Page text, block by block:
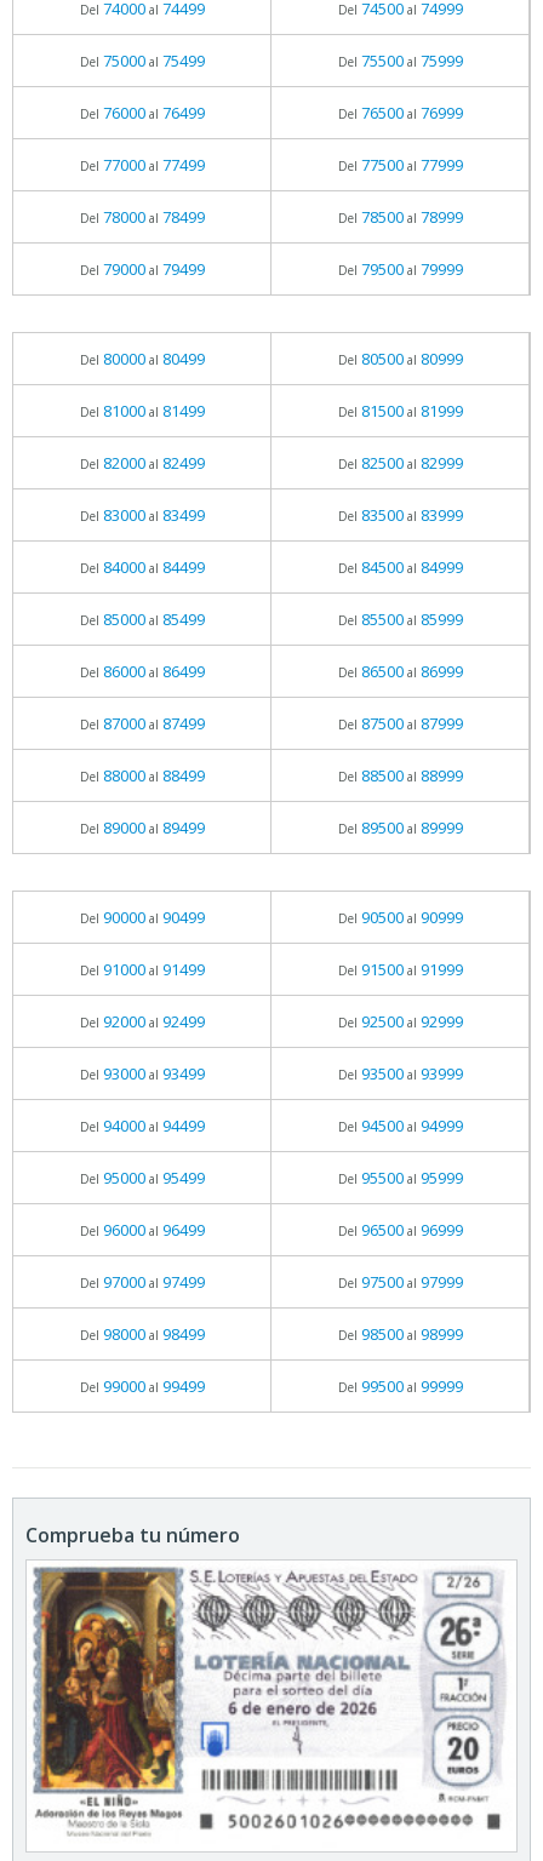
Del 74000al 74499 Del 74500al 74999
Del 75000al 75499 Del 75500al 75999
Del 76000al 76499 Del 76500al 76999
Del 77000al 77499 Del 77500al 77999
Del 78000al 78499 Del 78500al 78999
Del 79000al 79499 Del 79500al 79999
Del 80000al 80499 Del 80500al 80999
Del 81000al 81499 Del 81500al 81999
Del 82000al 82499 Del 82500al 82999
Del 83000al 83499 Del 83500al 83999
Del 84000al 84499 Del 84500al 84999
Del 85000al 85499 Del 85500al 85999
Del 86000al 86499 Del 86500al 86999
Del 87000al 87499 Del 87500al 87999
Del 88000al 88499 Del 88500al 88999
Del 89000al 89499 Del 89500al 89999
Del 90000al 90499 Del 90500al 90999
Del 91000al 91499 Del 91500al 91999
Del 92000al 92499 Del 92500al 92999
Del 93000al 93499 Del 93500al 93999
Del 94000al 94499 Del 94500al 94999
Del 95000al 95499 Del 95500al 95999
Del 96000al 96499 Del 96500al 96999
Del 97000al 97499 Del 97500al 97999
Del 98000al 98499 Del 98500al 98999
Del 99000al 99499 Del 99500al 99999
Comprueba tu número